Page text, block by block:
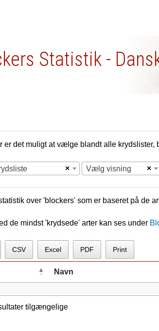
Statistik -
er det muligt at vælge blandt alle krydslister,
× ×
Vælg visning
over 'blockers' som er baseret på de
de mindst 'krydsede' arter kan ses under
CSV Excel PDF Print
Navn
tilgængelige